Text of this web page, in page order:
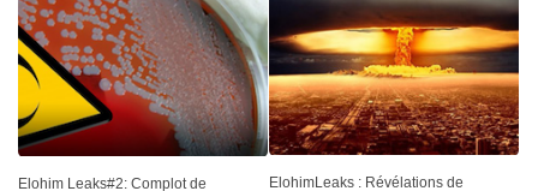
Elohim Leaks#2: Complot de
ElohimLeaks : Révélations de